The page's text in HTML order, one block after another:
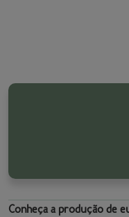
Conheça a produção de